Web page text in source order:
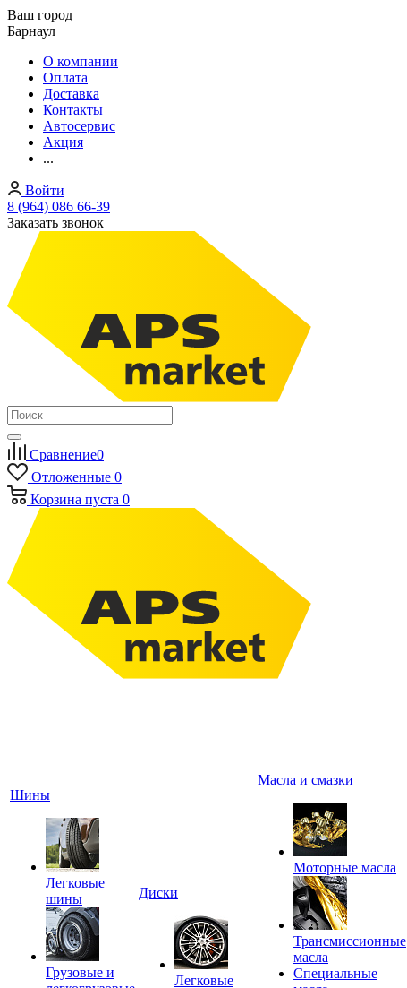
Ваш город
Барнаул
О компании
Оплата
Доставка
Контакты
Автосервис
Акция
...
Войти
8 (964) 086 66-39
Заказать звонок
Сравнение0
Отложенные 0
Корзина пуста 0
Шины
Легковые
шины
Грузовые и
Диски
Легковые
Масла и смазки
Моторные масла
Трансмиссионные
масла
Специальные